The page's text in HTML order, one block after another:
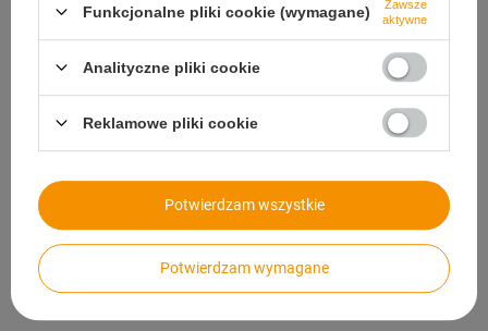
CHWILOWO NIEDOSTĘPNY
Próg podrzutowy
środkowy, 1000 mm x
350 mm x 70 mm
Cena na telefon
+ Dodaj do porównania
CHWILOWO NIEDOSTĘPNY
Najazd klinowy 1000 mm
czarny
91,99 zł / szt.
Funkcjonalne pliki cookie (wymagane)
Zawsze
aktywne
Analityczne pliki cookie
Reklamowe pliki cookie
Potwierdzam wymagane
Potwierdzam wszystkie